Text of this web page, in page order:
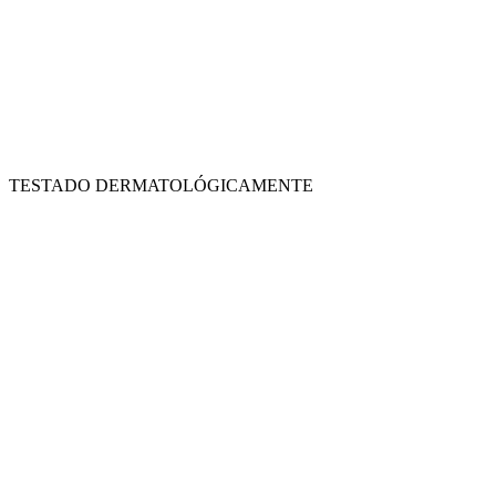
TESTADO DERMATOLÓGICAMENTE